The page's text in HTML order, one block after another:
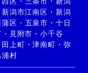
新潟市江南区 ・ 新潟
蒲区 ・ 五泉市 ・ 十日
・ 見附市 ・小千谷
田上町 ・津南町 ・ 弥
浦村